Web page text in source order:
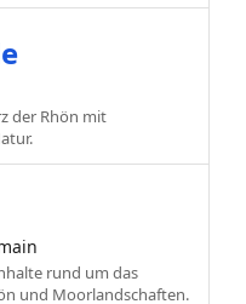
der Rhön mit
rund um das
und Moorlandschaften.